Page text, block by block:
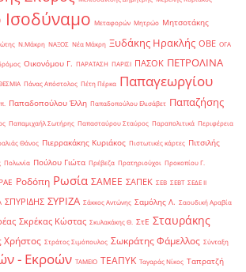
Μεταφορών Μητρώο Μητσοτάκης
Ν.Μάκρη ΝΑΞΟΣ Νέα Μάκρη Ξυδάκης Ηρακλής ΟΒΕ ΟΓΑ
Οικονόμου Γ. ΠΑΡΑΤΑΣΗ ΠΑΡΙΣΙ ΠΑΣΟΚ ΠΕΤΡΟΛΙΝΑ
Πάνας Απόστολος Πέτη Πέρκα Παπαγεωργίου
Παπαδοπούλου Έλλη Παπαδοπούλου Ελισάβετ Παπαζήσης
Παπαμιχαήλ Σωτήρης Παπασταύρου Σταύρος Παραπολιτικά Περιφέρεια
Θάνος Πιερρακάκης Κυριάκος Πιστωτικές κάρτες Πιτσιλής
Πολωνία Πούλου Γιώτα Πρέβεζα Πρατηριούχοι Προκοπίου Γ.
ΡΑΕ Ροδόπη Ρωσία ΣΑΜΕΕ ΣΑΠΕΚ ΣΕΒ ΣΕΒΤ ΣΕΔΕ ΙΙ
ΣΠΥΡΙΔΗΣ ΣΥΡΙΖΑ Σάκκος Αντώνης Σαμόλης Λ. Σαουδική Αραβία
Σκρέκας Κώστας Σκυλακάκης Θ. ΣτΕ Σταυράκης
Χρήστος Στράτος Σιμόπουλος Σωκράτης Φάμελλος Σύνταξη
- Εκροών ΤΑΜΕΙΟ ΤΕΑΠΥΚ Ταγαράς Νίκος Ταπρατζή